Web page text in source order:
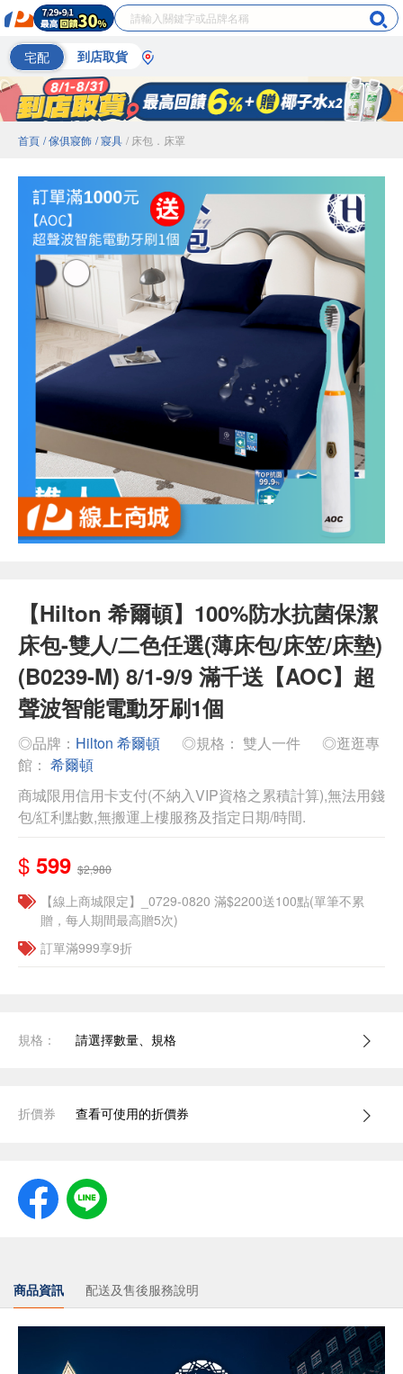
宅配 到店取貨
首頁 / 傢俱寢飾 / 寢具 / 床包．床罩
【Hilton 希爾頓】100%防水抗菌保潔
床包-雙人/二色任選(薄床包/床笠/床墊)
(B0239-M) 8/1-9/9 滿千送【AOC】超
聲波智能電動牙刷1個
◎品牌： Hilton 希爾頓 ◎規格： 雙人一件
◎逛逛專
館： 希爾頓
商城限用信用卡支付(不納入VIP資格之累積計算),無法用錢
包/紅利點數,無搬運上樓服務及指定日期/時間.
$ 599 $2,980
【線上商城限定】_0729-0820 滿$2200送100點(單筆不累
贈，每人期間最高贈5次)
訂單滿999享9折
規格： 請選擇數量、規格
折價券 查看可使用的折價券
商品資訊 配送及售後服務說明